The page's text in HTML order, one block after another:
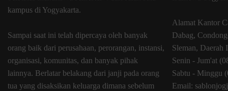
kampus di Yogyakarta.
Sampai saat ini telah dipercaya oleh banyak
orang baik dari perusahaan, perorangan, instansi,
organisasi, komunitas, dan banyak pihak
lainnya. Berlatar belakang dari janji pada orang
tua yang disaksikan keluarga dimana sebelum
Alamat Kantor
Dabag,
Sleman, Daerah
Senin - Jum'at
Sabtu - Minggu
Email: